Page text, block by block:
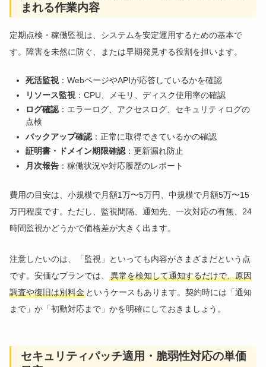
まれる作業内容
定期点検・稼働監視は、システムを安定運用するための基本で
す。障害を未然に防ぐ、または早期発見する役割を担います。
死活監視 ：WebページやAPIが応答しているかを確認
リソース監視 ：CPU、メモリ、ディスク使用率の確認
ログ確認：エラーログ、アクセスログ、セキュリティログの
点検
バックアップ確認 ：正常に取得できているかの確認
証明書・ドメイン期限確認：更新漏れ防止
月次報告 ：稼働状況や対応履歴のレポート
費用の目安は、小規模で月額1万〜5万円、中規模で月額5万〜15
万円程度です。ただし、監視間隔、通知先、一次対応の有無、24
時間監視かどうかで価格差が大きく出ます。
注意したいのは、「監視」といっても内容がさまざまだという点
です。安価なプランでは、異常を検知して通知するだけで、原因
調査や復旧は別料金 というケースもあります。契約時には「通知
まで」か「初動対応まで」かを明確にしておきましょう。
セキュリティパッチ適用・脆弱性対応の単価